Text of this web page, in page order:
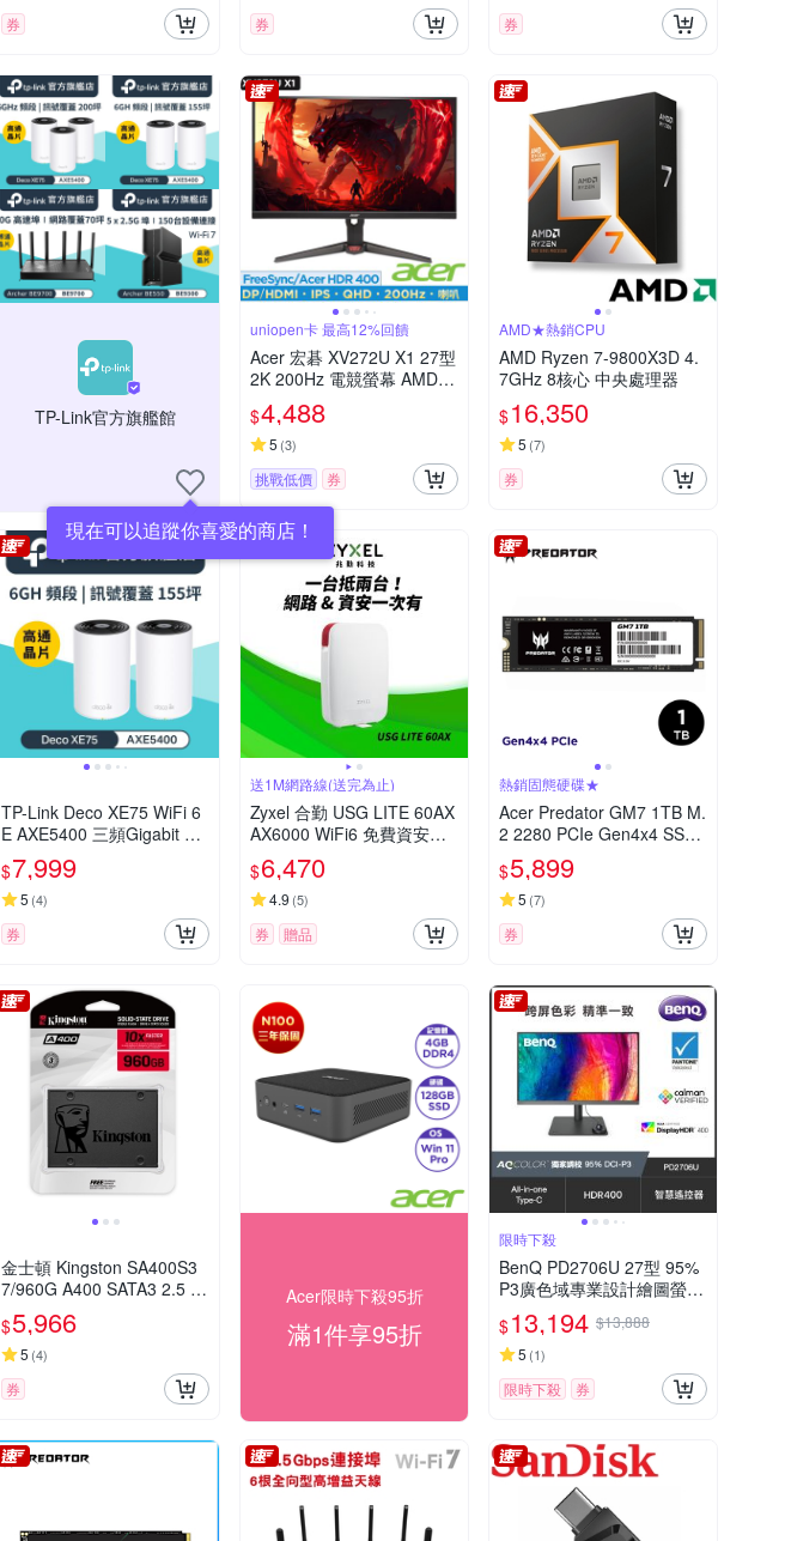
券 券 券
TP-Link官方旗艦館
現在可以追蹤你喜愛的商店！
uniopen卡 最高12%回饋
Acer 宏碁 XV272U X1 27型
2K 200Hz 電競螢幕 AMD F
reeSync Premium
$4,488
5 (3)
挑戰低價 券
AMD★熱銷CPU
AMD Ryzen 7-9800X3D 4.
7GHz 8核心 中央處理器
$16,350
5 (7)
券
TP-Link Deco XE75 WiFi 6
E AXE5400 三頻Gigabit 真
Mesh 無線網路網狀路由器
(Wi-Fi 6E分享器)(二入組)
$7,999
5 (4)
券
送1M網路線(送完為止)
Zyxel 合勤 USG LITE 60AX
AX6000 WiFi6 免費資安防
護雲端安全路由器
$6,470
4.9 (5)
券 贈品
熱銷固態硬碟★
Acer Predator GM7 1TB M.
2 2280 PCIe Gen4x4 SSD
固態硬碟(公司貨)
$5,899
5 (7)
券
金士頓 Kingston SA400S3
7/960G A400 SATA3 2.5 96
0GB SSD 固態硬碟
$5,966
5 (4)
券
Acer限時下殺95折
滿1件享95折
限時下殺
BenQ PD2706U 27型 95%
P3廣色域專業設計繪圖螢幕
(4K/HDMI/DP/Type-C/IPS)
$13,194 $13,888
5 (1)
限時下殺 券